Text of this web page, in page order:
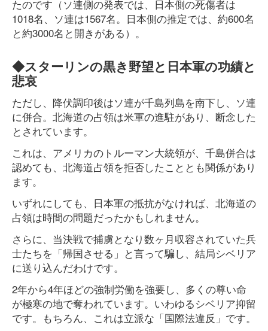
たのです（ソ連側の発表では、日本側の死傷者は
1018名、ソ連は1567名。日本側の推定では、約600名
と約3000名と開きがある）。
◆スターリンの黒き野望と日本軍の功績と
悲哀
ただし、降伏調印後はソ連が千島列島を南下し、ソ連
に併合。北海道の占領は米軍の進駐があり、断念した
とされています。
これは、アメリカのトルーマン大統領が、千島併合は
認めても、北海道占領を拒否したこととも関係があり
ます。
いずれにしても、日本軍の抵抗がなければ、北海道の
占領は時間の問題だったかもしれません。
さらに、当決戦で捕虜となり数ヶ月収容されていた兵
士たちを「帰国させる」と言って騙し、結局シベリア
に送り込んだわけです。
2年から4年ほどの強制労働を強要し、多くの尊い命
が極寒の地で奪われています。いわゆるシベリア抑留
です。もちろん、これは立派な「国際法違反」です。